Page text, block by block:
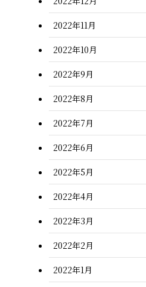
2022年11月
2022年10月
2022年9月
2022年8月
2022年7月
2022年6月
2022年5月
2022年4月
2022年3月
2022年2月
2022年1月